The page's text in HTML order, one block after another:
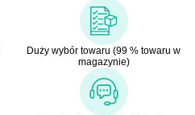
Duży wybór towaru (99 % towaru w
magazynie)